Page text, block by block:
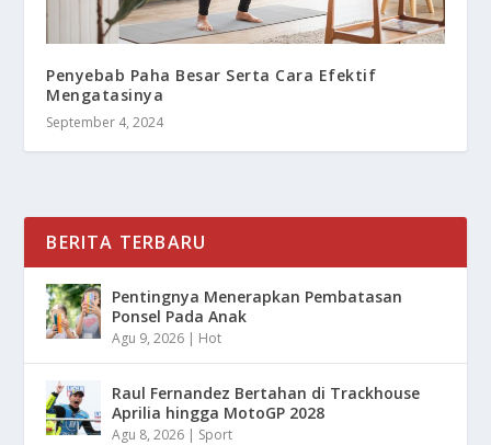
Penyebab Paha Besar Serta Cara Efektif
Mengatasinya
September 4, 2024
BERITA TERBARU
Pentingnya Menerapkan Pembatasan
Ponsel Pada Anak
Agu 9, 2026 | Hot
Raul Fernandez Bertahan di Trackhouse
Aprilia hingga MotoGP 2028
Agu 8, 2026 | Sport